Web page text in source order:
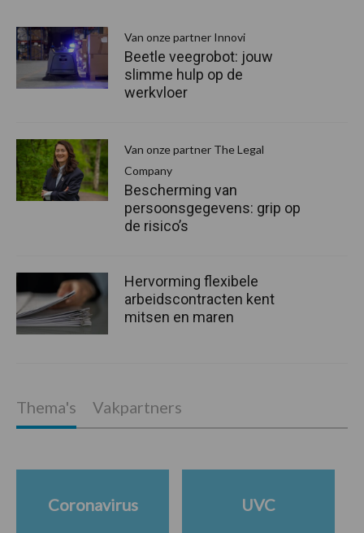
Van onze partner Innovi
Beetle veegrobot: jouw
slimme hulp op de
werkvloer
Van onze partner The Legal
Company
Bescherming van
persoonsgegevens: grip op
de risico’s
Hervorming flexibele
arbeidscontracten kent
mitsen en maren
Thema's Vakpartners
Coronavirus UVC